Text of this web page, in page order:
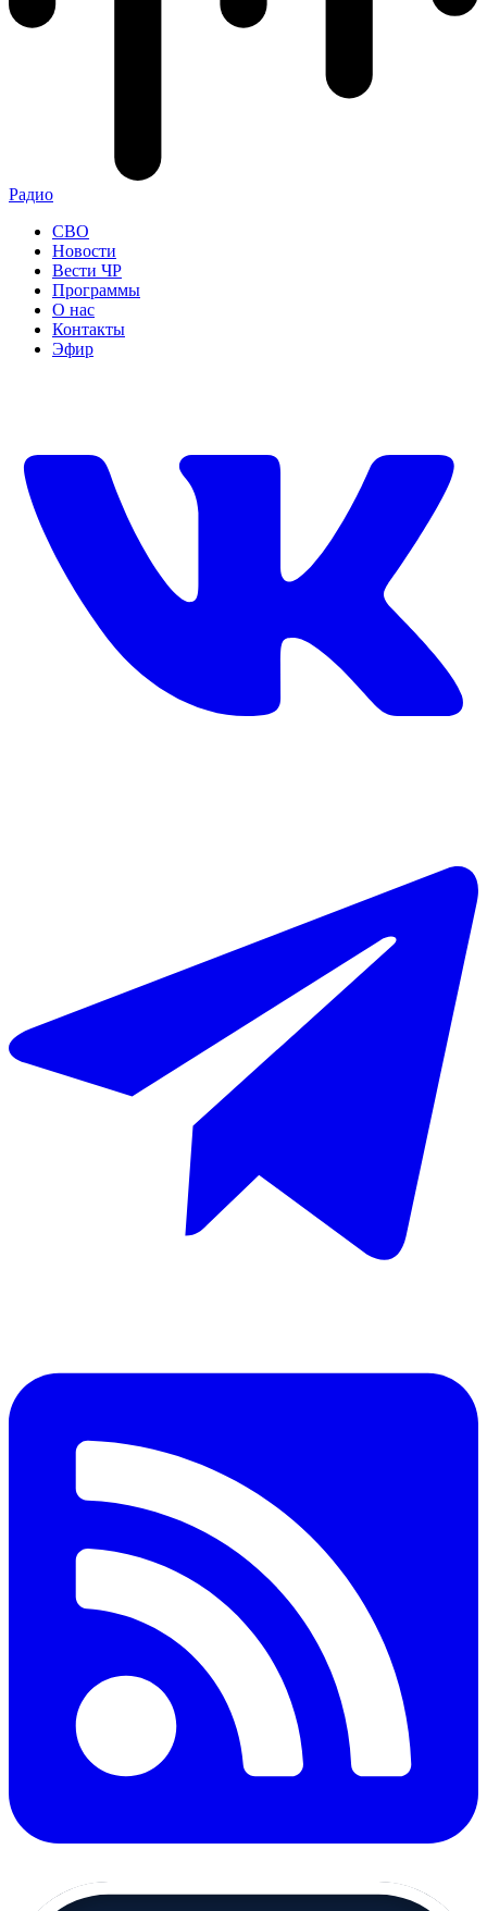
Радио
СВО
Новости
Вести ЧР
Программы
О нас
Контакты
Эфир